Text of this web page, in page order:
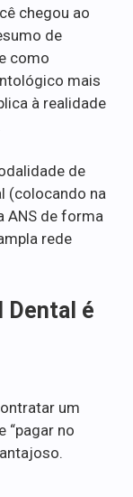
chegou ao
de
como
mais
à realidade
de
(colocando na
ANS de forma
rede
Dental é
um
“pagar no